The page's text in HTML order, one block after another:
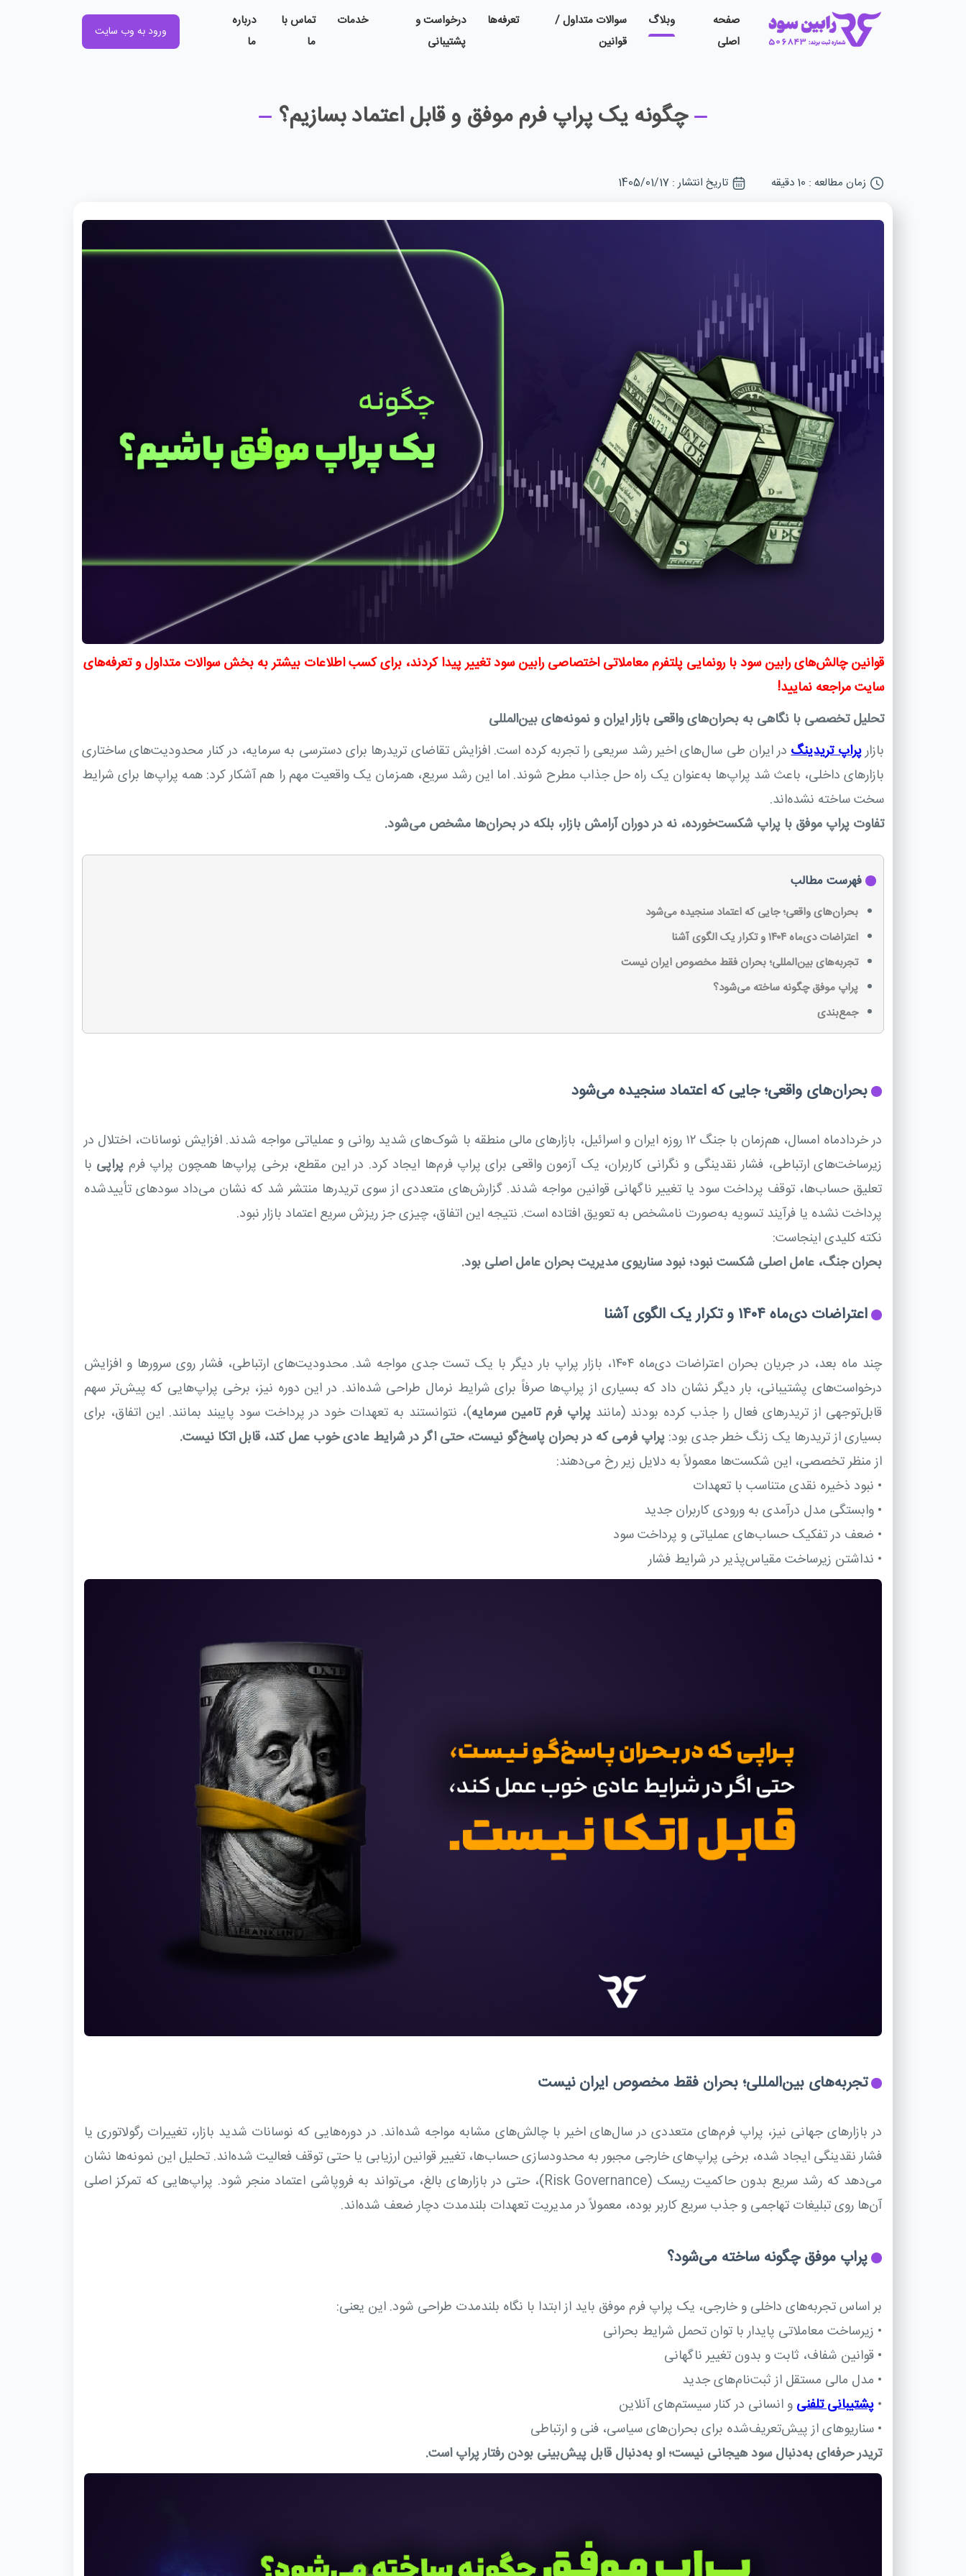
صفحه
اصلی
وبلاگ
سوالات متداول /
قوانین
تعرفه‌ها
درخواست و
پشتیبانی
خدمات
تماس با
ما
درباره
ما
ورود به وب سایت
چگونه یک پراپ فرم موفق و قابل اعتماد بسازیم؟
زمان مطالعه : 10 دقیقه تاریخ انتشار : 1405/01/17
قوانین چالش‌های رابین سود با رونمایی پلتفرم معاملاتی اختصاصی رابین سود تغییر پیدا کردند، برای کسب اطلاعات بیشتر به بخش سوالات متداول و تعرفه‌های
سایت مراجعه نمایید!
تحلیل تخصصی با نگاهی به بحران‌های واقعی بازار ایران و نمونه‌های بین‌المللی
بازارپراپ تریدینگدر ایران طی سال‌های اخیر رشد سریعی را تجربه کرده است. افزایش تقاضای تریدرها برای دسترسی به سرمایه، در کنار محدودیت‌های ساختاری
بازارهای داخلی، باعث شد پراپ‌ها به‌عنوان یک راه‌ حل جذاب مطرح شوند. اما این رشد سریع، همزمان یک واقعیت مهم را هم آشکار کرد: همه پراپ‌ها برای شرایط
سخت ساخته نشده‌اند.
تفاوت پراپ موفق با پراپ شکست‌خورده، نه در دوران آرامش بازار، بلکه در بحران‌ها مشخص می‌شود.
فهرست مطالب
بحران‌های واقعی؛ جایی که اعتماد سنجیده می‌شود
اعتراضات دی‌ماه ۱۴۰۴ و تکرار یک الگوی آشنا
تجربه‌های بین‌المللی؛ بحران فقط مخصوص ایران نیست
پراپ موفق چگونه ساخته می‌شود؟
جمع‌بندی
بحران‌های واقعی؛ جایی که اعتماد سنجیده می‌شود
در خردادماه امسال، هم‌زمان با جنگ ۱۲ روزه ایران و اسرائیل، بازارهای مالی منطقه با شوک‌های شدید روانی و عملیاتی مواجه شدند. افزایش نوسانات، اختلال در
زیرساخت‌های ارتباطی، فشار نقدینگی و نگرانی کاربران، یک آزمون واقعی برای پراپ فرم‌ها ایجاد کرد. در این مقطع، برخی پراپ‌ها همچون پراپ فرم پراپی با
تعلیق حساب‌ها، توقف پرداخت سود یا تغییر ناگهانی قوانین مواجه شدند. گزارش‌های متعددی از سوی تریدرها منتشر شد که نشان می‌داد سودهای تأییدشده
پرداخت نشده یا فرآیند تسویه به‌صورت نامشخص به تعویق افتاده است. نتیجه این اتفاق، چیزی جز ریزش سریع اعتماد بازار نبود.
نکته کلیدی اینجاست:
بحران جنگ، عامل اصلی شکست نبود؛ نبود سناریوی مدیریت بحران عامل اصلی بود.
اعتراضات دی‌ماه ۱۴۰۴ و تکرار یک الگوی آشنا
چند ماه بعد، در جریان بحران اعتراضات دی‌ماه ۱۴۰۴، بازار پراپ بار دیگر با یک تست جدی مواجه شد. محدودیت‌های ارتباطی، فشار روی سرورها و افزایش
درخواست‌های پشتیبانی، بار دیگر نشان داد که بسیاری از پراپ‌ها صرفاً برای شرایط نرمال طراحی شده‌اند. در این دوره نیز، برخی پراپ‌هایی که پیش‌تر سهم
قابل‌توجهی از تریدرهای فعال را جذب کرده بودند (مانندپراپ فرم تامین سرمایه)، نتوانستند به تعهدات خود در پرداخت سود پایبند بمانند. این اتفاق، برای
بسیاری از تریدرها یک زنگ خطر جدی بود: پراپ فرمی که در بحران پاسخ‌گو نیست، حتی اگر در شرایط عادی خوب عمل کند، قابل اتکا نیست.
از منظر تخصصی، این شکست‌ها معمولاً به دلایل زیر رخ می‌دهند:
• نبود ذخیره نقدی متناسب با تعهدات
• وابستگی مدل درآمدی به ورودی کاربران جدید
• ضعف در تفکیک حساب‌های عملیاتی و پرداخت سود
• نداشتن زیرساخت مقیاس‌پذیر در شرایط فشار
تجربه‌های بین‌المللی؛ بحران فقط مخصوص ایران نیست
در بازارهای جهانی نیز، پراپ فرم‌های متعددی در سال‌های اخیر با چالش‌های مشابه مواجه شده‌اند. در دوره‌هایی که نوسانات شدید بازار، تغییرات رگولاتوری یا
فشار نقدینگی ایجاد شده، برخی پراپ‌های خارجی مجبور به محدودسازی حساب‌ها، تغییر قوانین ارزیابی یا حتی توقف فعالیت شده‌اند. تحلیل این نمونه‌ها نشان
می‌دهد که رشد سریع بدون حاکمیت ریسک (Risk Governance)، حتی در بازارهای بالغ، می‌تواند به فروپاشی اعتماد منجر شود. پراپ‌هایی که تمرکز اصلی
آن‌ها روی تبلیغات تهاجمی و جذب سریع کاربر بوده، معمولاً در مدیریت تعهدات بلندمدت دچار ضعف شده‌اند.
پراپ موفق چگونه ساخته می‌شود؟
بر اساس تجربه‌های داخلی و خارجی، یک پراپ فرم موفق باید از ابتدا با نگاه بلندمدت طراحی شود. این یعنی:
• زیرساخت معاملاتی پایدار با توان تحمل شرایط بحرانی
• قوانین شفاف، ثابت و بدون تغییر ناگهانی
• مدل مالی مستقل از ثبت‌نام‌های جدید
• پشتیبانی تلفنی و انسانی در کنار سیستم‌های آنلاین
• سناریوهای از پیش‌تعریف‌شده برای بحران‌های سیاسی، فنی و ارتباطی
تریدر حرفه‌ای به‌دنبال سود هیجانی نیست؛ او به‌دنبال قابل پیش‌بینی بودن رفتار پراپ است.